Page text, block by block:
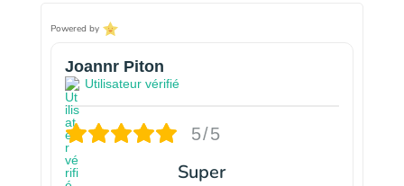
Powered by
Joannr Piton
Utilisateur vérifié
5/5
Super